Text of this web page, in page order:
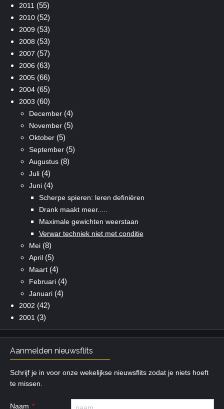
2011 (55)
2010(52)
2009 (53)
2008 (53)
2007 (57)
2006 (63)
2005(66)
2004(65)
2003 (60)
December(4)
November(5)
Oktober(5)
September(5)
Augustus(8)
Juli(4)
Juni(4)
Scherpe spieren: leren definiëren
Drank maakt meer.....
Maximale gewichten weerstaan
Verwar techniek niet met conditie
Mei(8)
April(5)
Maart(4)
Februari(4)
Januari(4)
2002 (42)
2001 (3)
Aanmelden nieuwsflits
Schrijf je in voor onze wekelijkse nieuwsflits zodat je niets hoeft
te missen.
Naam